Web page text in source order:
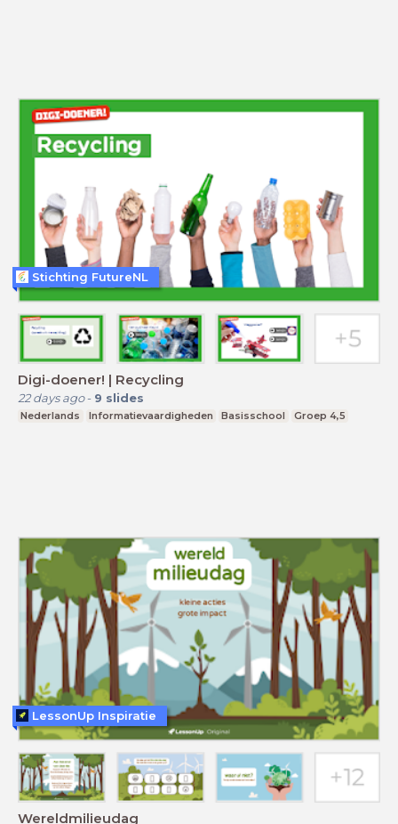
Digi-doener! | Recycling
22 days ago- 9 slides
Nederlands Informatievaardigheden Basisschool Groep 4,5
Stichting FutureNL
Wereldmilieudag
LessonUp Inspiratie